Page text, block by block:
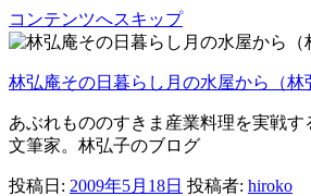
コンテンツへスキップ
林弘庵その日暮らし月の水屋から（林
あぶれもののすきま産業料理を実戦す
文筆家。林弘子のブログ
投稿日: 2009年5月18日 投稿者: hiroko